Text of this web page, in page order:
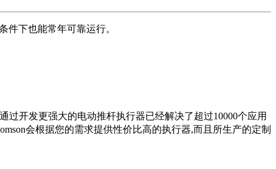
件下也能常年可靠运行。
通过开发更强大的电动推杆执行器已经解决了超过10000个应用
会根据您的需求提供性价比高的执行器,而且所生产的定制